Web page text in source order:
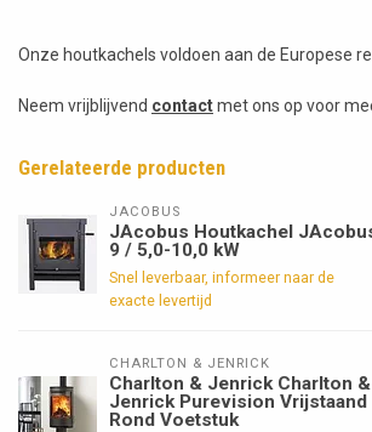
Onze houtkachels voldoen aan de Europese
Neem vrijblijvend contactmet ons op voor
Gerelateerde producten
JACOBUS
JAcobus Houtkachel
9 / 5,0-10,0 kW
Snel leverbaar, informeer naar de
exacte levertijd
CHARLTON & JENRICK
Charlton & Jenrick Charlton &
Jenrick Purevision Vrijstaand
Rond Voetstuk